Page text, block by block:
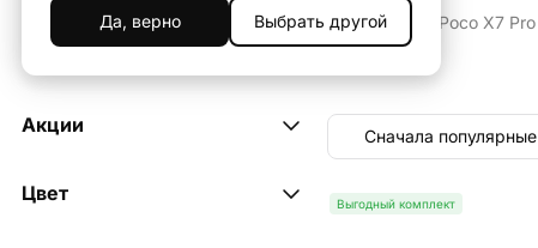
Да, верно Выбрать другой
Каталог Смартфоны Xiaomi Poco Poco X7 Pro
Смартфоны Poco X7 Pro
Акции
Цвет
Сначала популярные
Выгодный комплект